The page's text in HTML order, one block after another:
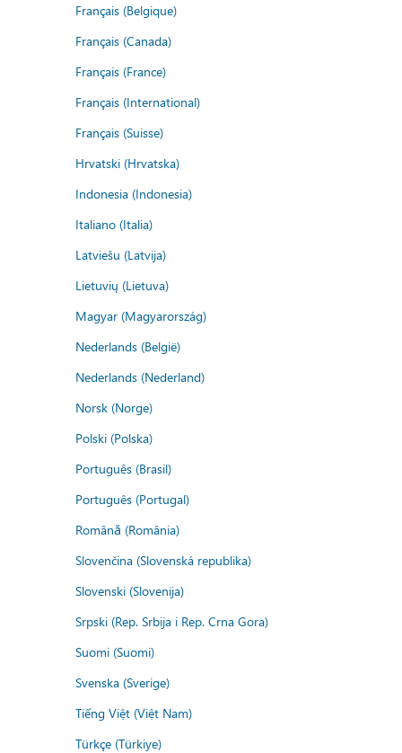
Français (Belgique)
Français (Canada)
Français (France)
Français (International)
Français (Suisse)
Hrvatski (Hrvatska)
Indonesia (Indonesia)
Italiano (Italia)
Latviešu (Latvija)
Lietuvių (Lietuva)
Magyar (Magyarország)
Nederlands (België)
Nederlands (Nederland)
Norsk (Norge)
Polski (Polska)
Português (Brasil)
Português (Portugal)
Română (România)
Slovenčina (Slovenská republika)
Slovenski (Slovenija)
Srpski (Rep. Srbija i Rep. Crna Gora)
Suomi (Suomi)
Svenska (Sverige)
Tiếng Việt (Việt Nam)
Türkçe (Türkiye)